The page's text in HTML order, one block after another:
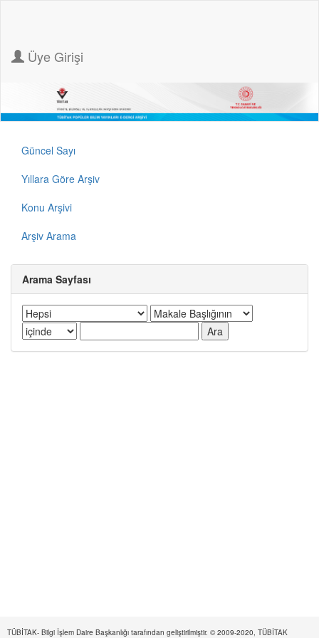
Üye Girişi
Güncel Sayı
Yıllara Göre Arşiv
Konu Arşivi
Arşiv Arama
Arama Sayfası
TÜBİTAK- Bilgi İşlem Daire Başkanlığı tarafından geliştirilmiştir. © 2009-2020, TÜBİTAK